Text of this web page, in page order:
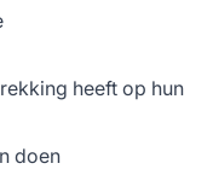
heeft op hun
doen